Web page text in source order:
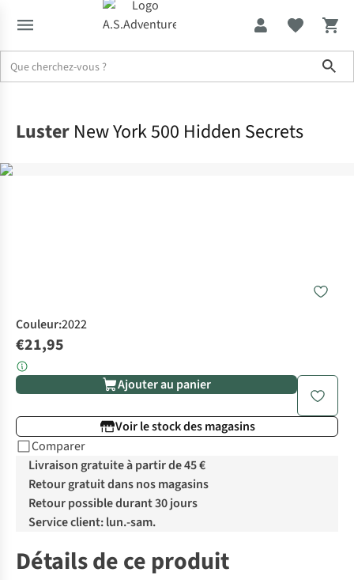
Luster New York 500 Hidden Secrets
Couleur:2022
€21,95
Ajouter au panier
Voir le stock des magasins
Comparer
Livraison gratuite à partir de 45 €
Retour gratuit dans nos magasins
Retour possible durant 30 jours
Service client: lun.-sam.
Détails de ce produit